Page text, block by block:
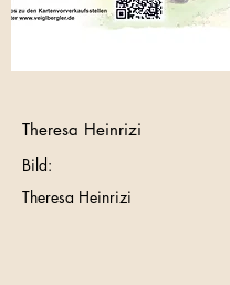
Theresa Heinrizi
Bild:
Theresa Heinrizi